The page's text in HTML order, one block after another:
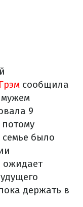
сообщила
мужем
9
было
ожидает
держать в